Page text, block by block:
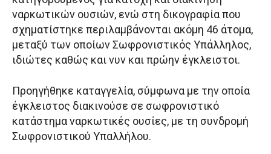
ναρκωτικών ουσιών, ενώ στη δικογραφία που
σχηματίστηκε περιλαμβάνονται ακόμη 46 άτομα,
μεταξύ των οποίων Σωφρονιστικός Υπάλληλος,
ιδιώτες καθώς και νυν και πρώην έγκλειστοι.
Προηγήθηκε καταγγελία, σύμφωνα με την οποία
έγκλειστος διακινούσε σε σωφρονιστικό
κατάστημα ναρκωτικές ουσίες, με τη συνδρομή
Σωφρονιστικού Υπαλλήλου.